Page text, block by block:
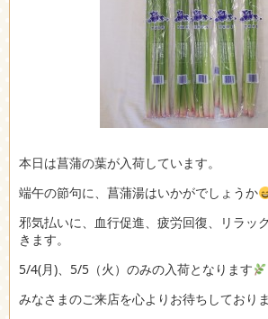
本日は菖蒲の葉が入荷しています。
端午の節句に、菖蒲湯はいかがでしょうか
邪気払いに、血行促進、疲労回復、リラッ
きます。
5/4(月)、5/5（火）のみの入荷となります
みなさまのご来店を心よりお待ちしており